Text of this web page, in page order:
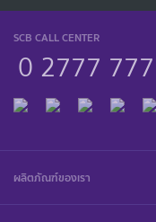
SCB CALL CENTER
0 2777
ผลิตภัณฑ์ของเรา